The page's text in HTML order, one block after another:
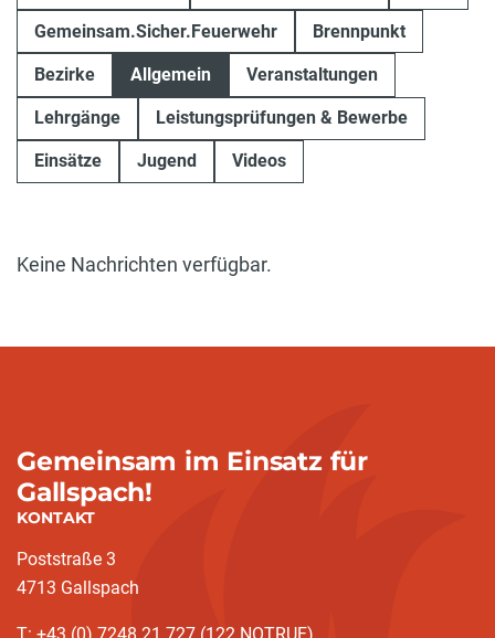
Gemeinsam.Sicher.Feuerwehr Brennpunkt
Bezirke Allgemein Veranstaltungen
Lehrgänge Leistungsprüfungen & Bewerbe
Einsätze Jugend Videos
Keine Nachrichten verfügbar.
Gemeinsam im Einsatz für
Gallspach!
KONTAKT
Poststraße 3
4713 Gallspach